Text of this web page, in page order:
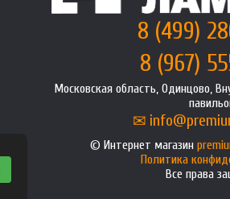
8 (499)
8 (967)
Московская область, Одинцово,
Интернет магазин
Политика
Все права